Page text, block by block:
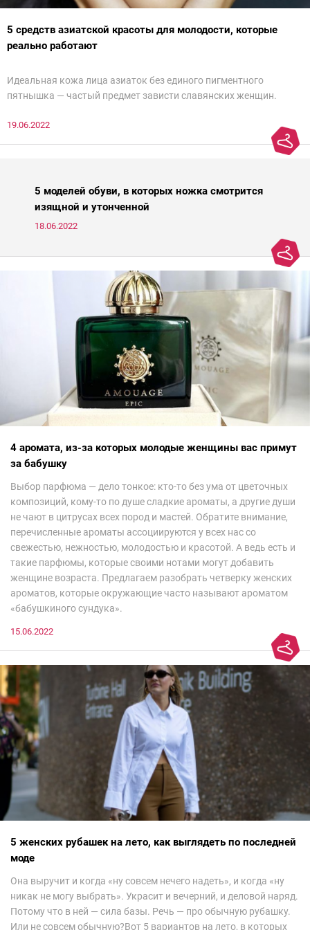
5 средств азиатской красоты для молодости, которые
реально работают
Идеальная кожа лица азиаток без единого пигментного
пятнышка — частый предмет зависти славянских женщин.
генетикой и в зрелом возрасте их легко можно спутать с
молодой девушкой. Но дело не только в ДНК — грамотный уход
японок и кореянок играет немалую роль в предотвращении
средств для молодости от Ксении Вебер, косметолога-эстетиста
и «эксперта идеальной кожи Intercharm 2020».
19.06.2022
5 моделей обуви, в которых ножка смотрится
изящной и утонченной
18.06.2022
4 аромата, из-за которых молодые женщины вас примут
за бабушку
Выбор парфюма — дело тонкое: кто-то без ума от цветочных
композиций, кому-то по душе сладкие ароматы, а другие души
не чают в цитрусах всех пород и мастей. Обратите внимание,
перечисленные ароматы ассоциируются у всех нас со
свежестью, нежностью, молодостью и красотой. А ведь есть и
такие парфюмы, которые своими нотами могут добавить
женщине возраста. Предлагаем разобрать четверку женских
ароматов, которые окружающие часто называют ароматом
«бабушкиного сундука».
15.06.2022
5 женских рубашек на лето, как выглядеть по последней
моде
Она выручит и когда «ну совсем нечего надеть», и когда «ну
никак не могу выбрать». Украсит и вечерний, и деловой наряд.
Потому что в ней — сила базы. Речь — про обычную рубашку.
Или не совсем обычную?Вот 5 вариантов на лето, в которых